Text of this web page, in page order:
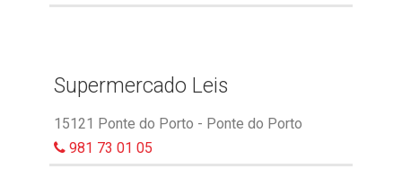
Supermercado Leis
15121 Ponte do Porto - Ponte do Porto
981 73 01 05